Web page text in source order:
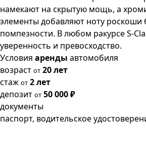
намекают на скрытую мощь, а
элементы добавляют ноту роскоши
помпезности. В любом ракурсе
уверенность и превосходство.
Условия аренды автомобиля
возраст от 20 лет
стаж от 2 лет
депозит от 50 000 ₽
документы
паспорт, водительское